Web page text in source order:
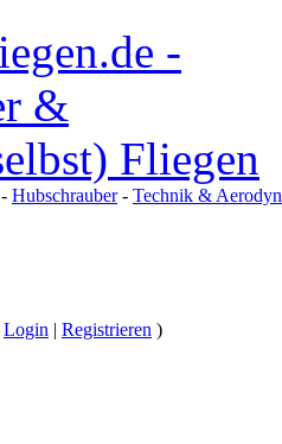
- Hubschrauber- Technik &
Login | Registrieren )